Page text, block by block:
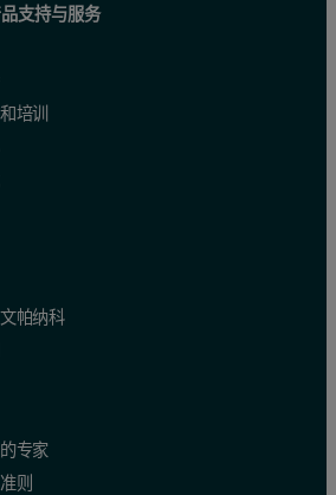
目前使用的是 Mastersizer 3000，那么
尽可能保持在接近室温，Mastersizer
支持与服务
培训
帕纳科
专家
则